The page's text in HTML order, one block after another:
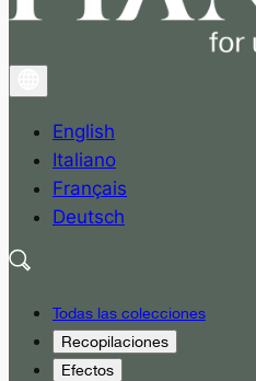
English
Italiano
Français
Deutsch
Todas las colecciones
Recopilaciones
Efectos